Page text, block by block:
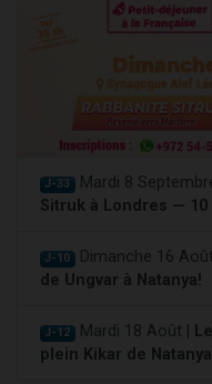
J-33 Mardi 8
Sitruk à Londres — 10
J-10 Dimanche 16 Août
de Ungvar à Natanya!
J-12 Mardi 18 Août |
plein Kikar de